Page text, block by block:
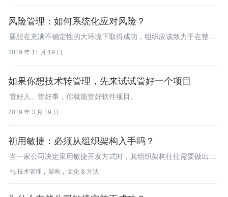
风险管理：如何系统化应对风险？
要想在充满不确定性的大环境下取得成功，组织应该致力于在整个
2019 年 11 月 19 日
如果你想技术转管理，先来试试管好一个项目
管好人、管好事，你就能管好软件项目。
2019 年 3 月 19 日
初用敏捷：必须从组织架构入手吗？
当一家公司决定采用敏捷开发方式时，其组织架构往往需要做出变
动。敏捷的工作方式同时会伴随着团队和管理方式的新实践，并且
技术管理 架构 文化 & 方法